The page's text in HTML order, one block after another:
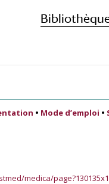
• Mode d’emploi •
medica/